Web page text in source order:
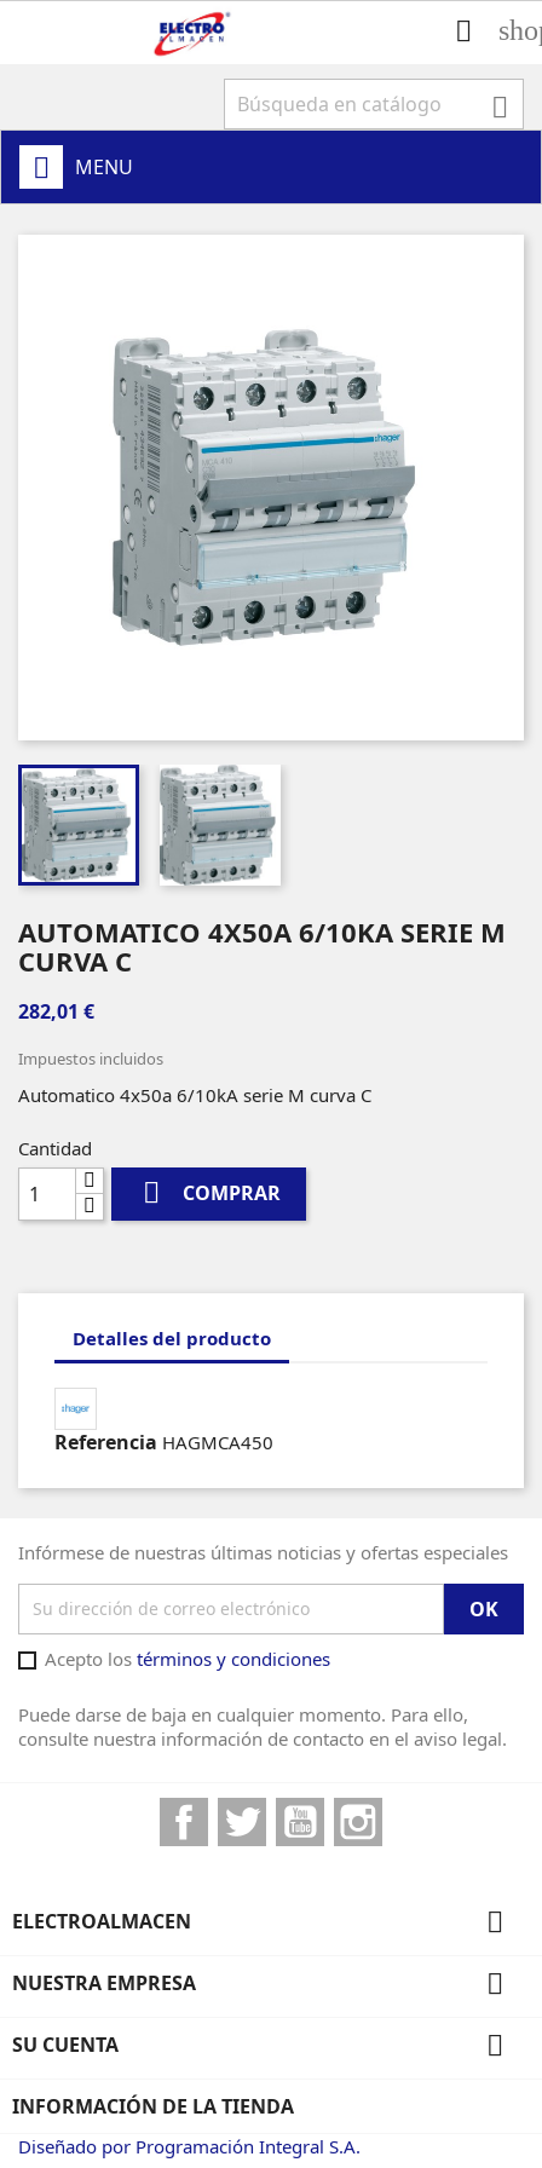


MENU
AUTOMATICO 4X50A 6/10KA SERIE M
CURVA C
282,01 €
Impuestos incluidos
Automatico 4x50a 6/10kA serie M curva C
Cantidad
 COMPRAR
Detalles del producto
Referencia HAGMCA450
Infórmese de nuestras últimas noticias y ofertas especiales
Acepto los términos y condiciones
Puede darse de baja en cualquier momento. Para ello,
consulte nuestra información de contacto en el aviso legal.
FacebookTwitter YouTube
ELECTROALMACEN 
NUESTRA EMPRESA 
SU CUENTA 
INFORMACIÓN DE LA TIENDA
Diseñado por Programación Integral S.A.